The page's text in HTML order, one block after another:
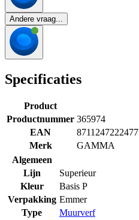
Andere vraag...
Specificaties
Product
Productnummer 365974
EAN
8711247222477
Merk
GAMMA
Algemeen
Lijn
Superieur
Kleur
Basis P
Verpakking Emmer
Type
Muurverf